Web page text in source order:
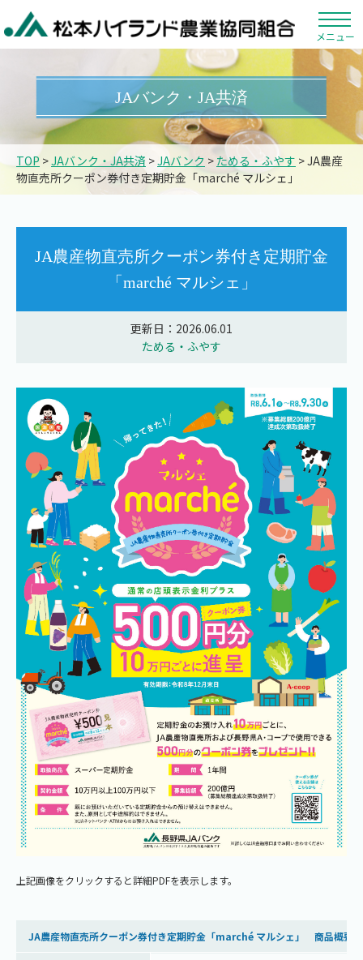
メニュー
JAバンク・JA共済
TOP >JAバンク・JA共済 >JAバンク > ためる・ふやす > JA農産
物直売所クーポン券付き定期貯金「marché マルシェ」
JA農産物直売所クーポン券付き定期貯金
「marché マルシェ」
更新日：2026.06.01
ためる・ふやす
上記画像をクリックすると詳細PDFを表示します。
JA農産物直売所クーポン券付き定期貯金「marché マルシェ」 商品概要